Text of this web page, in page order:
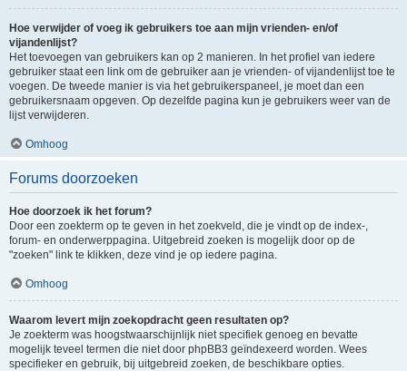
Hoe verwijder of voeg ik gebruikers toe aan mijn vrienden- en/of
vijandenlijst?
Het toevoegen van gebruikers kan op 2 manieren. In het profiel van iedere
gebruiker staat een link om de gebruiker aan je vrienden- of vijandenlijst toe te
voegen. De tweede manier is via het gebruikerspaneel, je moet dan een
gebruikersnaam opgeven. Op dezelfde pagina kun je gebruikers weer van de
lijst verwijderen.
Omhoog
Forums doorzoeken
Hoe doorzoek ik het forum?
Door een zoekterm op te geven in het zoekveld, die je vindt op de index-,
forum- en onderwerppagina. Uitgebreid zoeken is mogelijk door op de
"zoeken" link te klikken, deze vind je op iedere pagina.
Omhoog
Waarom levert mijn zoekopdracht geen resultaten op?
Je zoekterm was hoogstwaarschijnlijk niet specifiek genoeg en bevatte
mogelijk teveel termen die niet door phpBB3 geïndexeerd worden. Wees
specifieker en gebruik, bij uitgebreid zoeken, de beschikbare opties.